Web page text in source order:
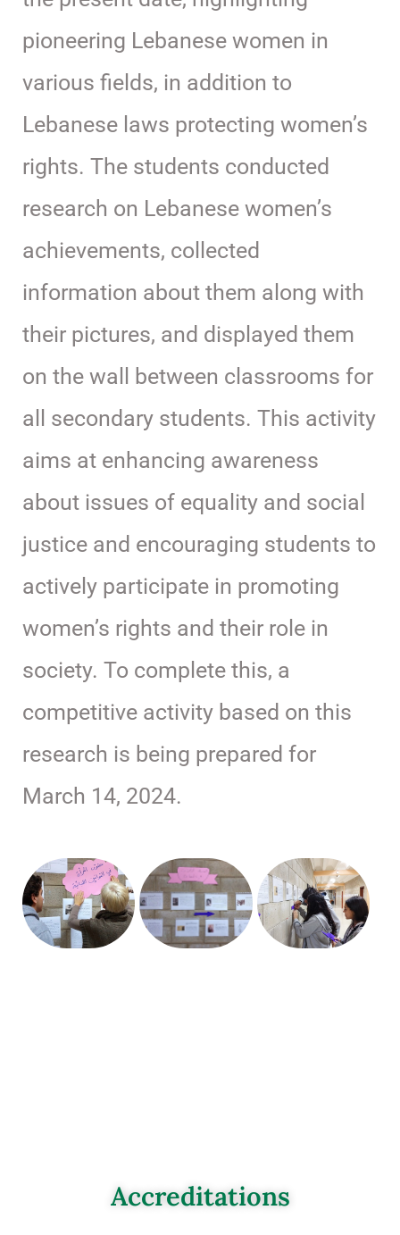
pioneering Lebanese women in
various fields, in addition to
Lebanese laws protecting women’s
rights. The students conducted
research on Lebanese women’s
achievements, collected
information about them along with
their pictures, and displayed them
on the wall between classrooms for
all secondary students. This activity
aims at enhancing awareness
about issues of equality and social
justice and encouraging students to
actively participate in promoting
women’s rights and their role in
society. To complete this, a
competitive activity based on this
research is being prepared for
March 14, 2024.
Accreditations